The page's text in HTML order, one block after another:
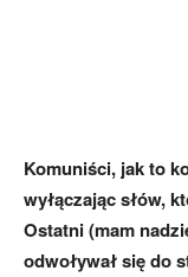
Komuniści, jak to
wyłączając słów,
Ostatni (mam
odwoływał się do